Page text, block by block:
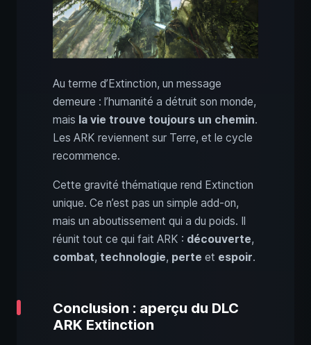
Au terme d’Extinction, un message
demeure : l’humanité a détruit son monde,
mais la vie trouve toujours un chemin.
Les ARK reviennent sur Terre, et le cycle
recommence.
Cette gravité thématique rend Extinction
unique. Ce n’est pas un simple add‑on,
mais un aboutissement qui a du poids. Il
réunit tout ce qui fait ARK : découverte,
combat, technologie, perte et espoir.
Conclusion : aperçu du DLC
ARK Extinction